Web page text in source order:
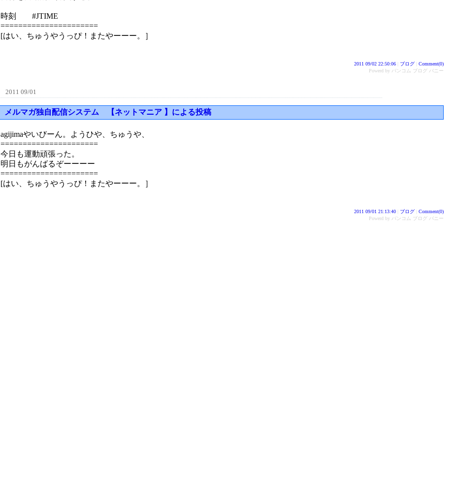
時刻 #JTIME
======================
[はい、ちゅうやうっぴ！またやーーー。］
2011 09/02 22:50:06 ブログ
Comment(0)
Powerd by バンコム ブログ バニー
2011 09/01
メルマガ独自配信システム 【ネットマニア 】による投稿
agijimaやいびーん。ようひや、ちゅうや、
======================
今日も運動頑張った。
明日もがんばるぞーーーー
======================
[はい、ちゅうやうっぴ！またやーーー。］
2011 09/01 21:13:40 ブログ
Comment(0)
Powerd by バンコム ブログ バニー